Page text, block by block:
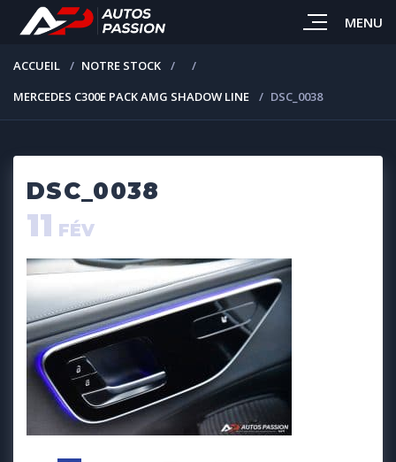
MENU
ACCUEIL
NOTRE STOCK
MERCEDES C300E PACK AMG SHADOW LINE
DSC_0038
DSC_0038
11 FÉV